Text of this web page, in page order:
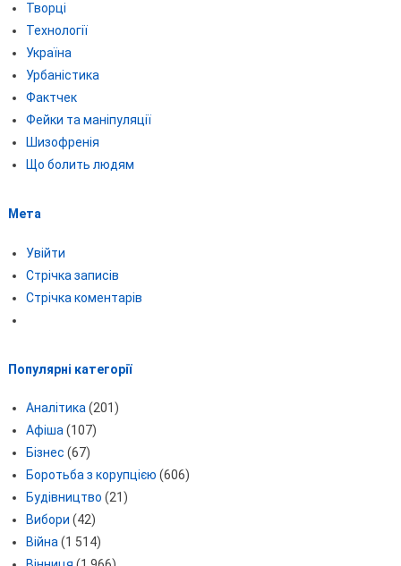
Творці
Технології
Україна
Урбаністика
Фактчек
Фейки та маніпуляції
Шизофренія
Що болить людям
Мета
Увійти
Стрічка записів
Стрічка коментарів
Популярні категорії
Аналітика(201)
Афіша(107)
Бізнес (67)
Боротьба з корупцією (606)
Будівництво (21)
Вибори (42)
Війна(1 514)